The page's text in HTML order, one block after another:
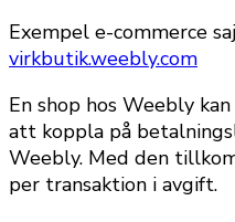
Exempel e-commerce
virkbutik.weebly.com
En shop hos Weebly
att koppla på
Weebly. Med den
per transaktion i avgift.